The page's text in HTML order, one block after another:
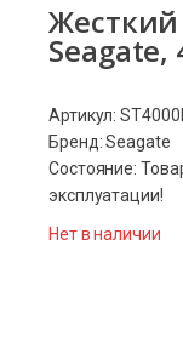
Жесткий
Seagate,
Артикул:
Бренд: Seagate
Состояние:
эксплуатации!
Нет в наличии